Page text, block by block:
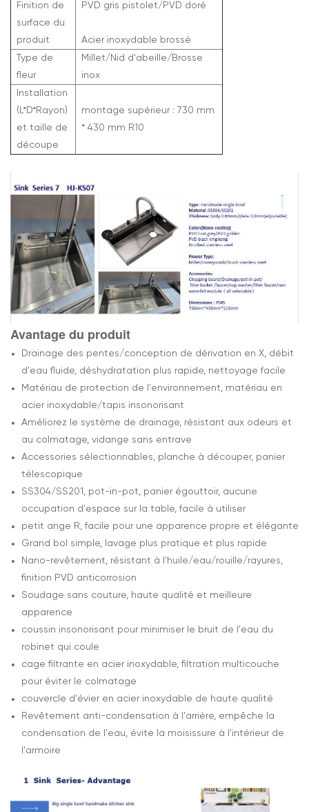
Finition de
surface du
produit
PVD gris pistolet/PVD doré
Acier inoxydable brossé
Type de
fleur
Millet/Nid d'abeille/Brosse
inox
Installation
(L*D*Rayon)
et taille de
découpe
montage supérieur : 730 mm
* 430 mm R10
Avantage du produit
Drainage des pentes/conception de dérivation en X, débit
d'eau fluide, déshydratation plus rapide, nettoyage facile
Matériau de protection de l'environnement, matériau en
acier inoxydable/tapis insonorisant
Améliorez le système de drainage, résistant aux odeurs et
au colmatage, vidange sans entrave
Accessories sélectionnables, planche à découper, panier
télescopique
SS304/SS201, pot-in-pot, panier égouttoir, aucune
occupation d'espace sur la table, facile à utiliser
petit ange R, facile pour une apparence propre et élégante
Grand bol simple, lavage plus pratique et plus rapide
Nano-revêtement, résistant à l'huile/eau/rouille/rayures,
finition PVD anticorrosion
Soudage sans couture, haute qualité et meilleure
apparence
coussin insonorisant pour minimiser le bruit de l'eau du
robinet qui coule
cage filtrante en acier inoxydable, filtration multicouche
pour éviter le colmatage
couvercle d'évier en acier inoxydable de haute qualité
Revêtement anti-condensation à l'arrière, empêche la
condensation de l'eau, évite la moisissure à l'intérieur de
l'armoire